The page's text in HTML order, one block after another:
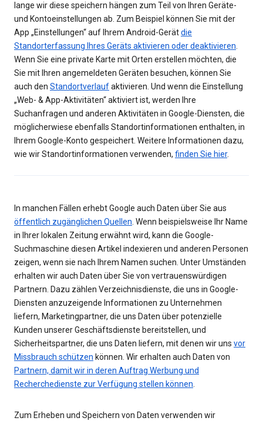
lange wir diese speichern hängen zum Teil von Ihren Geräte-
und Kontoeinstellungen ab. Zum Beispiel können Sie mit der
App „Einstellungen“ auf Ihrem Android-Gerätdie
Standorterfassung Ihres Geräts aktivieren oder deaktivieren.
Wenn Sie eine private Karte mit Orten erstellen möchten, die
Sie mit Ihren angemeldeten Geräten besuchen, können Sie
auch den Standortverlaufaktivieren. Und wenn die Einstellung
„Web- & App-Aktivitäten“ aktiviert ist, werden Ihre
Suchanfragen und anderen Aktivitäten in Google-Diensten, die
möglicherwiese ebenfalls Standortinformationen enthalten, in
Ihrem Google-Konto gespeichert. Weitere Informationen dazu,
wie wir Standortinformationen verwenden, finden Sie hier.
In manchen Fällen erhebt Google auch Daten über Sie aus
öffentlich zugänglichen Quellen. Wenn beispielsweise Ihr Name
in Ihrer lokalen Zeitung erwähnt wird, kann die Google-
Suchmaschine diesen Artikel indexieren und anderen Personen
zeigen, wenn sie nach Ihrem Namen suchen. Unter Umständen
erhalten wir auch Daten über Sie von vertrauenswürdigen
Partnern. Dazu zählen Verzeichnisdienste, die uns in Google-
Diensten anzuzeigende Informationen zu Unternehmen
liefern, Marketingpartner, die uns Daten über potenzielle
Kunden unserer Geschäftsdienste bereitstellen, und
Sicherheitspartner, die uns Daten liefern, mit denen wir uns vor
Missbrauch schützen können. Wir erhalten auch Daten von
Partnern, damit wir in deren Auftrag Werbung und
Recherchedienste zur Verfügung stellen können.
Zum Erheben und Speichern von Daten verwenden wir